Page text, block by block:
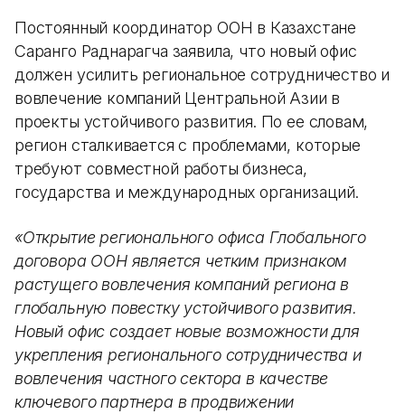
Постоянный координатор ООН в Казахстане
Саранго Раднарагча заявила, что новый офис
должен усилить региональное сотрудничество и
вовлечение компаний Центральной Азии в
проекты устойчивого развития. По ее словам,
регион сталкивается с проблемами, которые
требуют совместной работы бизнеса,
государства и международных организаций.
«Открытие регионального офиса Глобального
договора ООН является четким признаком
растущего вовлечения компаний региона в
глобальную повестку устойчивого развития.
Новый офис создает новые возможности для
укрепления регионального сотрудничества и
вовлечения частного сектора в качестве
ключевого партнера в продвижении